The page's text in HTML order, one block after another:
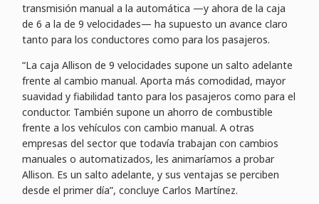
transmisión manual a la automática —y ahora de la caja
de 6 a la de 9 velocidades— ha supuesto un avance claro
tanto para los conductores como para los pasajeros.
“La caja Allison de 9 velocidades supone un salto adelante
frente al cambio manual. Aporta más comodidad, mayor
suavidad y fiabilidad tanto para los pasajeros como para el
conductor. También supone un ahorro de combustible
frente a los vehículos con cambio manual. A otras
empresas del sector que todavía trabajan con cambios
manuales o automatizados, les animaríamos a probar
Allison. Es un salto adelante, y sus ventajas se perciben
desde el primer día”, concluye Carlos Martínez.